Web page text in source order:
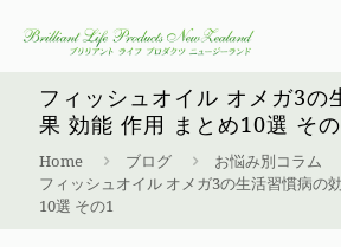
フィッシュオイル オメガ3の
果 効能 作用 まとめ10選 そ
Home ブログ
お悩み別コラム
フィッシュオイル オメガ3の生活習慣病の
10選 その1